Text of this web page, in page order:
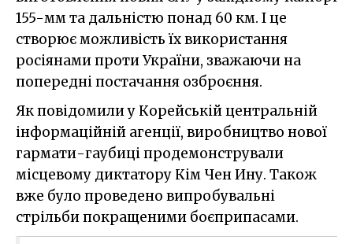
155-мм та дальністю понад 60 км. І це
створює можливість їх використання
росіянами проти України, зважаючи на
попередні постачання озброєння.
Як повідомили у Корейській центральній
інформаційній агенції, виробництво нової
гармати-гаубиці продемонстрували
місцевому диктатору Кім Чен Ину. Також
вже було проведено випробувальні
стрільби покращеними боєприпасами.